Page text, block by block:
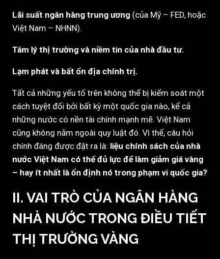
Lãi suất ngân hàng trung ương (của Mỹ – FED, hoặc
Việt Nam – NHNN).
Tâm lý thị trường và niềm tin của nhà đầu tư.
Lạm phát và bất ổn địa chính trị.
Tất cả những yếu tố trên không thể bị kiểm soát một
cách tuyệt đối bởi bất kỳ một quốc gia nào, kể cả
những nước có nền tài chính mạnh mẽ. Việt Nam
cũng không nằm ngoài quy luật đó. Vì thế, câu hỏi
chính đáng được đặt ra là: liệu chính sách của nhà
nước Việt Nam có thể đủ lực để làm giảm giá vàng
– hay ít nhất là ổn định nó trong phạm vi quốc gia?
II. VAI TRÒ CỦA NGÂN HÀNG
NHÀ NƯỚC TRONG ĐIỀU TIẾT
THỊ TRƯỜNG VÀNG